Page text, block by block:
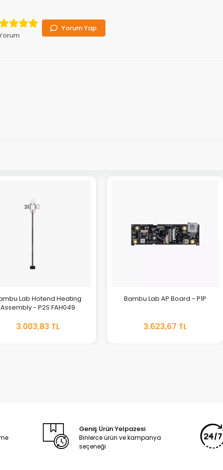
Yorum Yap
Lab Hotend Heating
Assembly - P2S FAH049
3.003,83 TLEKLE
Bambu Lab AP Board - P1P
3.623,67 TLEKLE
Geniş Ürün Yelpazesi
Binlerce ürün ve kampanya
seçeneği